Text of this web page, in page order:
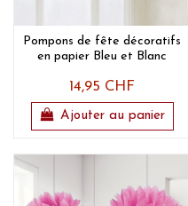
Pompons de fête décoratifs
en papier Bleu et Blanc
14,95 CHF
Ajouter au panier